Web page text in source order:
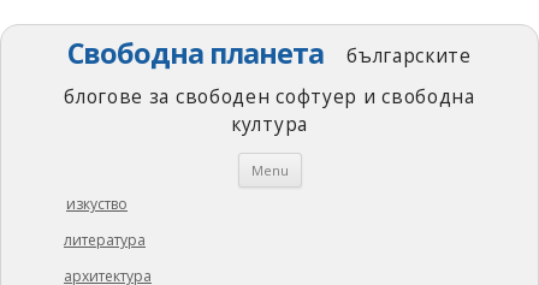
Свободна планета
българските
блогове за свободен софтуер и свободна
култура
Menu Skip
изкуство
литература
архитектура